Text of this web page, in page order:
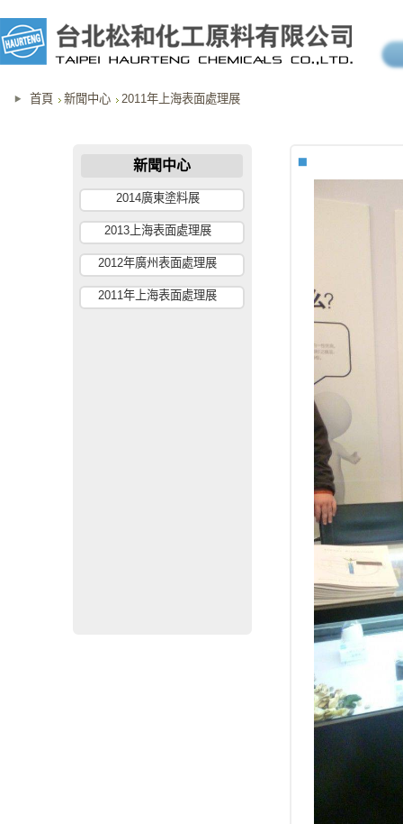
首頁 新聞中心 2011年上海表面處理展
新聞中心
2014廣東塗料展
2013上海表面處理展
2012年廣州表面處理展
2011年上海表面處理展